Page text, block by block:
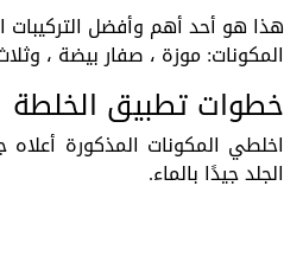
هذا هو أحد أهم وأفضل
المكونات: موزة ، صفار بيضة ،
خطوات تطبيق الخلطة
اخلطي المكونات المذكورة
الجلد جيدًا بالماء.